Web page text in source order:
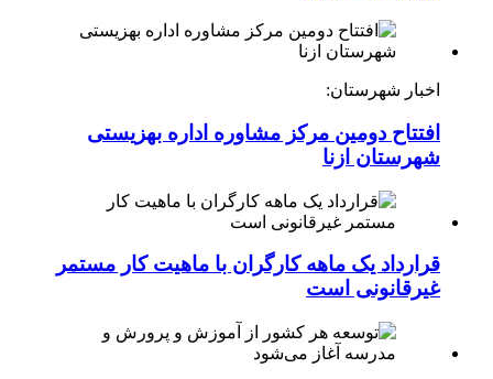
اخبار شهرستان:
افتتاح دومین مرکز مشاوره اداره بهزیستی
شهرستان ازنا
قرارداد یک ماهه کارگران با ماهیت کار مستمر
غیرقانونی است